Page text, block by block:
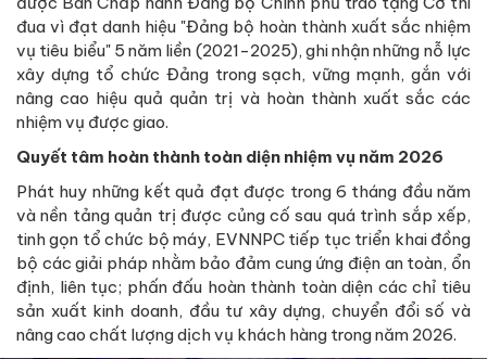
đua vì đạt danh hiệu "Đảng bộ hoàn thành xuất sắc nhiệm
vụ tiêu biểu" 5 năm liền (2021-2025), ghi nhận những nỗ lực
xây dựng tổ chức Đảng trong sạch, vững mạnh, gắn với
nâng cao hiệu quả quản trị và hoàn thành xuất sắc các
nhiệm vụ được giao.
Quyết tâm hoàn thành toàn diện nhiệm vụ năm 2026
Phát huy những kết quả đạt được trong 6 tháng đầu năm
và nền tảng quản trị được củng cố sau quá trình sắp xếp,
tinh gọn tổ chức bộ máy, EVNNPC tiếp tục triển khai đồng
bộ các giải pháp nhằm bảo đảm cung ứng điện an toàn, ổn
định, liên tục; phấn đấu hoàn thành toàn diện các chỉ tiêu
sản xuất kinh doanh, đầu tư xây dựng, chuyển đổi số và
nâng cao chất lượng dịch vụ khách hàng trong năm 2026.